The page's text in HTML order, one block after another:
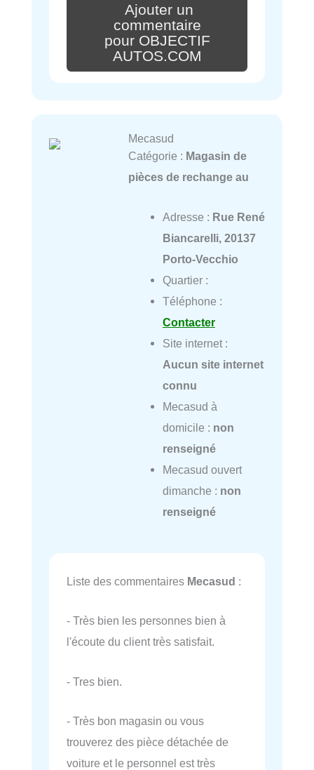
Ajouter un
commentaire
pour OBJECTIF
AUTOS.COM
Mecasud
Catégorie : Magasin de
pièces de rechange au
Adresse : Rue René
Biancarelli, 20137
Porto-Vecchio
Quartier :
Téléphone :
Contacter
Site internet :
Aucun site internet
connu
Mecasud à
domicile : non
renseigné
Mecasud ouvert
dimanche : non
renseigné
Liste des commentaires Mecasud :
- Très bien les personnes bien à
l'écoute du client très satisfait.
- Tres bien.
- Très bon magasin ou vous
trouverez des pièce détachée de
voiture et le personnel est très